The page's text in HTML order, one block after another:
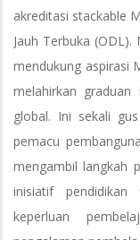
akreditasi stackable
Jauh Terbuka
mendukung aspirasi
melahirkan
global. Ini sekali
pemacu
mengambil langkah
inisiatif
keperluan